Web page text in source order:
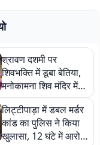
श्रावण दशमी पर
शिवभक्ति में डूबा बेतिया,
मनोकामना शिव मंदिर में
हुआ भव्य श्रृंगार
लिट्टीपाड़ा में डबल मर्डर
कांड का पुलिस ने किया
खुलासा, 12 घंटे में आरोपी